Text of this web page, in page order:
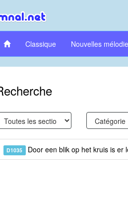
Classique Nouvelles
D1035 Door een blik op het kruis is er